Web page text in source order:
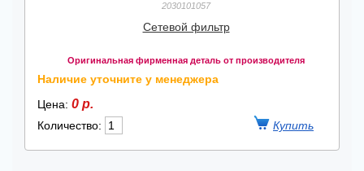
2030101057
Сетевой фильтр
Оригинальная фирменная деталь от производителя
Наличие уточните у менеджера
Цена: 0 р.
Количество: